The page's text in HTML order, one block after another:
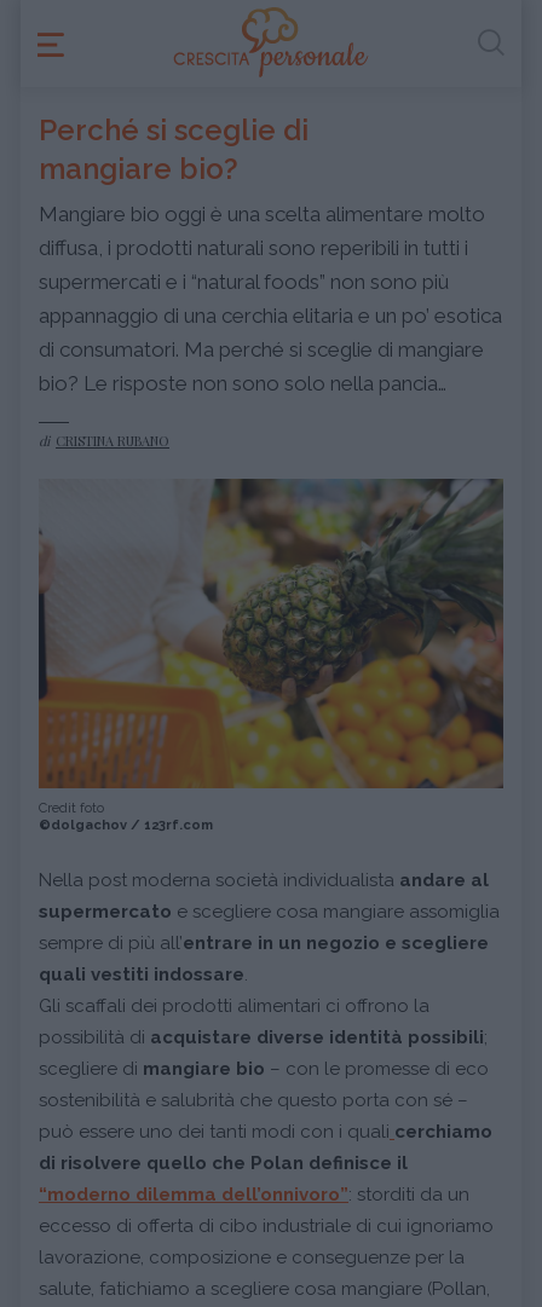
Perché si sceglie di
mangiare bio?
Mangiare bio oggi è una scelta alimentare molto
diffusa, i prodotti naturali sono reperibili in tutti i
supermercati e i “natural foods” non sono più
appannaggio di una cerchia elitaria e un po’ esotica
di consumatori. Ma perché si sceglie di mangiare
bio? Le risposte non sono solo nella pancia…
di CRISTINA RUBANO
Credit foto
©dolgachov / 123rf.com
Nella post moderna società individualista andare al
supermercato e scegliere cosa mangiare assomiglia
sempre di più all’entrare in un negozio e scegliere
quali vestiti indossare.
Gli scaffali dei prodotti alimentari ci offrono la
possibilità di acquistare diverse identità possibili;
scegliere di mangiare bio – con le promesse di eco
sostenibilità e salubrità che questo porta con sé –
può essere uno dei tanti modi con i quali cerchiamo
di risolvere quello che Polan definisce il
“moderno dilemma dell’onnivoro”: storditi da un
eccesso di offerta di cibo industriale di cui ignoriamo
lavorazione, composizione e conseguenze per la
salute, fatichiamo a scegliere cosa mangiare (Pollan,